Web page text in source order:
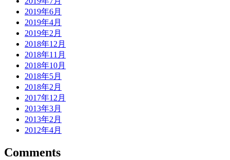
2019年6月
2019年4月
2019年2月
2018年12月
2018年11月
2018年10月
2018年5月
2018年2月
2017年12月
2013年3月
2013年2月
2012年4月
Comments